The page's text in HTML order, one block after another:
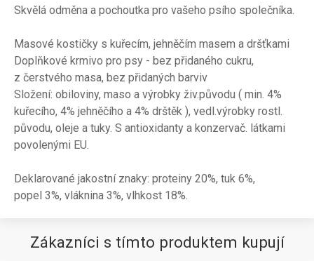
Skvělá odměna a pochoutka pro vašeho psího společníka.
Masové kostičky s kuřecím, jehněčím masem a dršťkami
Doplňkové krmivo pro psy - bez přidaného cukru,
z čerstvého masa, bez přidaných barviv
Složení: obiloviny, maso a výrobky živ.původu ( min. 4%
kuřecího, 4% jehněčího a 4% drštěk ), vedl.výrobky rostl.
původu, oleje a tuky. S antioxidanty a konzervač. látkami
povolenými EU.
Deklarované jakostní znaky: proteiny 20%, tuk 6%,
popel 3%, vláknina 3%, vlhkost 18%.
Zákazníci s tímto produktem kupují